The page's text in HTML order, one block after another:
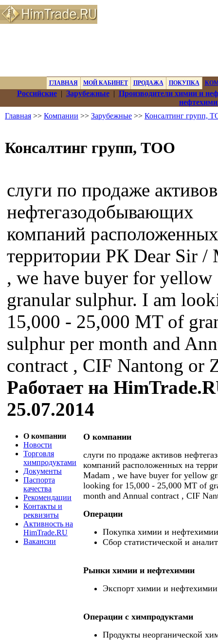
ГЛАВНАЯ МОЙ КАБИНЕТ ПРОДАЖА ПОКУПКА
Российские| Зарубежные| Производители химии и
Главная >> Компании >> Зарубежные >> Консалтинг групп,
Консалтинг групп, ТОО
слуги по продаже активов
нефтегазодобывающих
компаний
территории РК Dear Sir /
, we have buyer for yellow
granular sulphur. I am
15,000 - 25,000 MT of
sulphur per month and
contract , CIF Nantong or
Работает на
25.07.2014
О компании
Новости
Торговля
химпродуктами
Документы
Паспорта
качества
Рекомендации
Контакты и
реквизиты
Активность на
HimTrade.RU
Вакансии
О компании
слуги по продаже активов
компаний расположенных на
Madam , we have buyer for yellow
looking for 15,000 - 25,000 MT of
month and Annual contract , CIF
Операции
Покупка химии и нефтехимии
Сбор статистической и
Рынки химии и нефтехимии
Экспорт химии и нефтехимии
Операции c химпродуктами
Продукты неорганической